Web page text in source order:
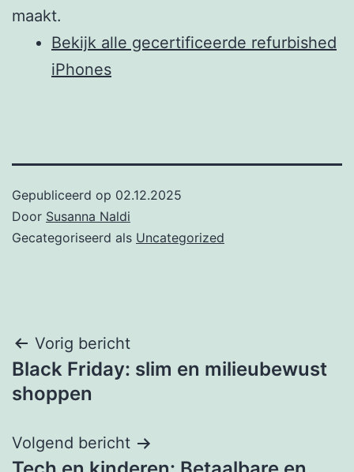
maakt.
Bekijk alle gecertificeerde refurbished
iPhones
Gepubliceerd op 02.12.2025
Door Susanna Naldi
Gecategoriseerd als Uncategorized
Post
navigation
Vorig bericht
Black Friday: slim en milieubewust
shoppen
Volgend bericht